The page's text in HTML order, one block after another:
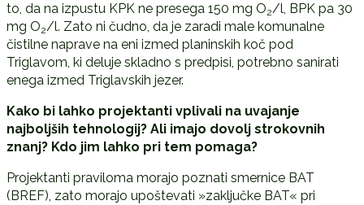
to, da na izpustu KPK ne presega 150 mg O2/l, BPK pa 30
mg O2/l. Zato ni čudno, da je zaradi male komunalne
čistilne naprave na eni izmed planinskih koč pod
Triglavom, ki deluje skladno s predpisi, potrebno sanirati
enega izmed Triglavskih jezer.
Kako bi lahko projektanti vplivali na uvajanje
najboljših tehnologij? Ali imajo dovolj strokovnih
znanj? Kdo jim lahko pri tem pomaga?
Projektanti praviloma morajo poznati smernice BAT
(BREF), zato morajo upoštevati »zaključke BAT« pri